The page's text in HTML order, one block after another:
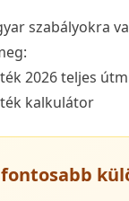
szabályokra
2026 teljes
kalkulátor